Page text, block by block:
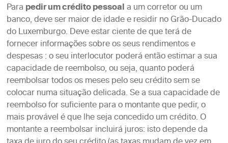
Para pedir um crédito pessoala um corretor ou um
banco, deve ser maior de idade e residir no Grão-Ducado
do Luxemburgo. Deve estar ciente de que terá de
fornecer informações sobre os seus rendimentos e
despesas : o seu interlocutor poderá então estimar a sua
capacidade de reembolso, ou seja, quanto poderá
reembolsar todos os meses pelo seu crédito sem se
colocar numa situação delicada. Se a sua capacidade de
reembolso for suficiente para o montante que pedir, o
mais provável é que lhe seja concedido um crédito. O
montante a reembolsar incluirá juros: isto depende da